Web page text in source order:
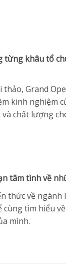
từng khâu tổ
thảo, Grand
kinh nghiệm
chất lượng
tâm tình về
thức về ngành
tìm hiểu
mình.